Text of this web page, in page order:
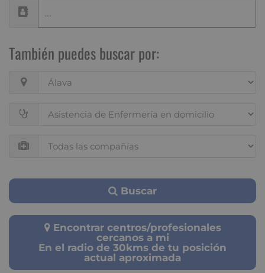
También puedes buscar por:
Buscar
Encontrar centros/profesionales
cercanos a mi
En el radio de 30kms de tu posición
actual aproximada